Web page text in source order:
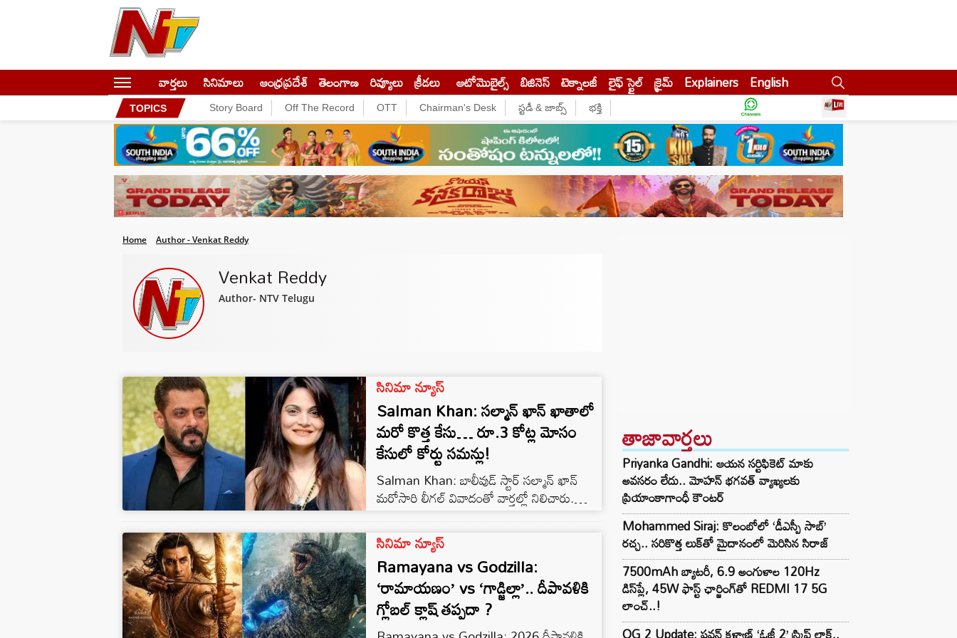
వార్తలు సినిమాలు ఆంధ్రప్రదేశ్ తెలంగాణ రివ్యూలు క్రీడలు ఆటోమొబైల్స్ బిజినెస్‌ టెక్నాలజీ లైఫ్ స్టైల్ క్రైమ్ Explainers English
TOPICS Story Board Off The Record OTT Chairman's Desk స్టడీ & జాబ్స్ భక్తి
Home Author - Venkat Reddy
Venkat Reddy
Author- NTV Telugu
సినిమా న్యూస్
Salman Khan: సల్మాన్ ఖాన్ ఖాతాలో
మరో కొత్త కేసు… రూ.3 కోట్ల మోసం
కేసులో కోర్టు సమన్లు!
Salman Khan: బాలీవుడ్ స్టార్ సల్మాన్ ఖాన్
మరోసారి లీగల్ వివాదంతో వార్తల్లో నిలిచారు.
ఇప్పటికే బిగ్ బాస్ కొత్త సీజన్ ఏర్పాట్లతో బిజీగా ఉన్న
సమయంలో, ఆయన పేరు ఇప్పుడు ఒక చీటింగ్
కేసులో వినిపిస్తోంది. సల్మాన్ ఖాన్‌తో పాటు ఆయన
సోదరి అల్విరా ఖాన్ అగ్నిహోత్రి చండీగఢ్ జిల్లా కోర్టు
నుండి లీగల్ నోటీసులు అందుకోవడం సినీ, వ్యాపార
వర్గాల్లో తీవ్ర సంచలనంగా మారింది. సల్మాన్ ఖాన్‌కు
చెందిన స్వచ్ఛంద సంస్థ ‘బీయింగ్ హ్యూమన్’ […]
సినిమా న్యూస్
Ramayana vs Godzilla:
‘రామాయణం’ vs ‘గాడ్జిల్లా’.. దీపావళికి
గ్లోబల్ క్లాష్ తప్పదా ?
తాజావార్తలు
Priyanka Gandhi: ఆయన సర్టిఫికెట్ మాకు
అవసరం లేదు.. మోహన్ భగవత్‌ వ్యాఖ్యలకు
ప్రియాంకాగాంధీ కౌంటర్
Mohammed Siraj: కొలంబోలో ‘డీఎస్పీ సాబ్’
రచ్చ.. సరికొత్త లుక్‌తో మైదానంలో మెరిసిన సిరాజ్
7500mAh బ్యాటరీ, 6.9 అంగుళాల 120Hz
డిస్‌ప్లే, 45W ఫాస్ట్ ఛార్జింగ్‌తో REDMI 17 5G
లాంచ్..!
OG 2 Update: పవన్ కళ్యాణ్ ‘ఓజీ 2’ స్క్రిప్ట్ లాక్..